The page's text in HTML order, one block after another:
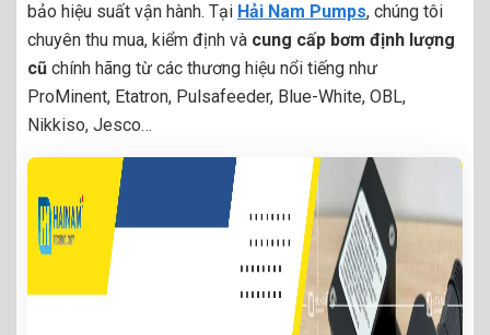
bảo hiệu suất vận hành. Tại Hải Nam Pumps, chúng tôi
chuyên thu mua, kiểm định và cung cấp bơm định lượng
cũ chính hãng từ các thương hiệu nổi tiếng như
ProMinent, Etatron, Pulsafeeder, Blue-White, OBL,
Nikkiso, Jesco…